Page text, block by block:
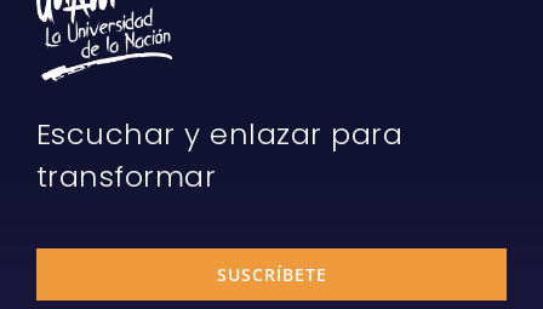
Escuchar y enlazar para
transformar
SUSCRÍBETE